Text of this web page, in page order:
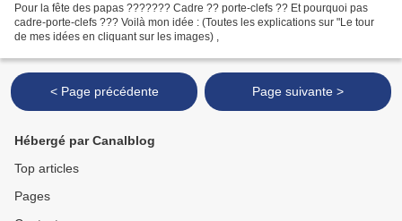
Pour la fête des papas ??????? Cadre ?? porte-clefs ?? Et pourquoi pas
cadre-porte-clefs ??? Voilà mon idée : (Toutes les explications sur "Le tour
de mes idées en cliquant sur les images) ,
< Page précédente Page suivante >
Hébergé par Canalblog
Top articles
Pages